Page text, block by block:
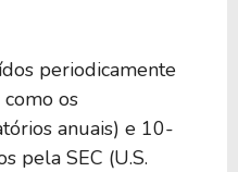
B
periodicamente
os
anuais) e 10-
pela SEC (U.S.